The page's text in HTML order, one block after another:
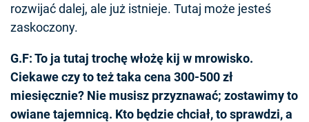
rozwijać dalej, ale już istnieje. Tutaj może jesteś
zaskoczony.
G.F: To ja tutaj trochę włożę kij w mrowisko.
Ciekawe czy to też taka cena 300-500 zł
miesięcznie? Nie musisz przyznawać; zostawimy to
owiane tajemnicą. Kto będzie chciał, to sprawdzi, a